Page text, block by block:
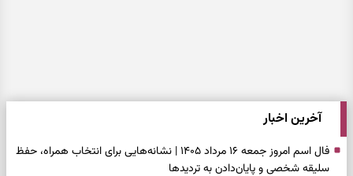
آخرین اخبار
فال اسم امروز جمعه ۱۶ مرداد ۱۴۰۵ | نشانه‌هایی برای انتخاب همراه، حفظ
سلیقه شخصی و پایان‌دادن به تردیدها